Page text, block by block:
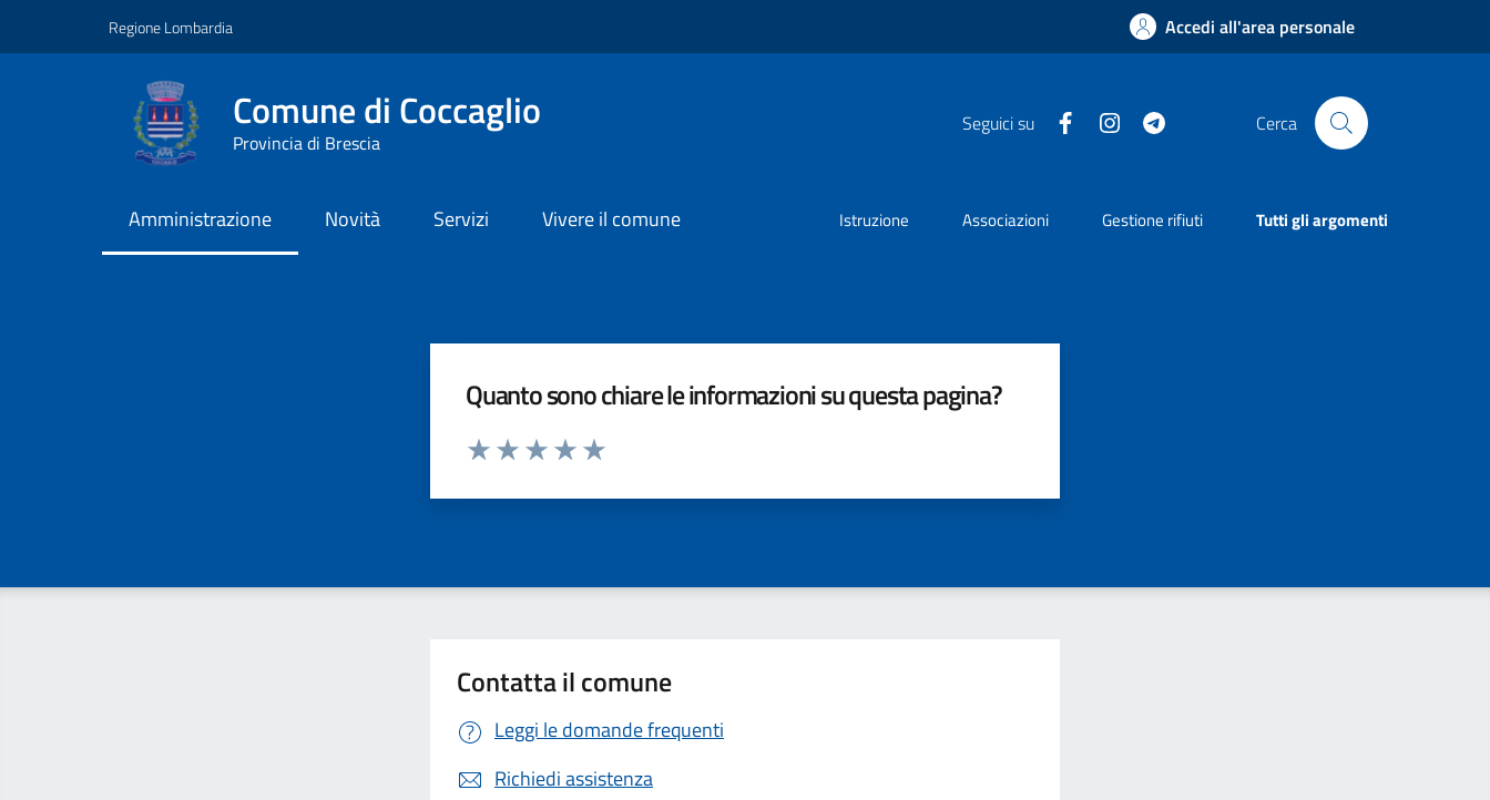
Regione Lombardia Accedi all'area personale
Comune di Coccaglio
Provincia di Brescia
Seguici su Facebook Instagram Cerca
Amministrazione Novità Servizi Vivere il comune Istruzione Associazioni Gestione rifiuti Tutti gli argomenti
Quanto sono chiare le informazioni su questa pagina?
Valuta da 1 a 5 stelle la pagina
Contatta il comune
Leggi le domande frequenti
Richiedi assistenza